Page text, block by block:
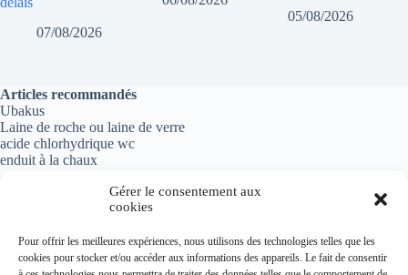
Gérer le consentement aux
cookies
Pour offrir les meilleures expériences, nous utilisons des technologies telles que les
cookies pour stocker et/ou accéder aux informations des appareils. Le fait de consentir
07/08/2026
05/08/2026
Articles recommandés
Ubakus
Laine de roche ou laine de verre
acide chlorhydrique wc
enduit à la chaux
Politique de confidentialité